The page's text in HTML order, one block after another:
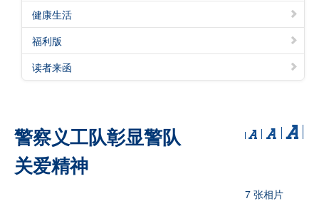
健康生活
福利版
读者来函
警察义工队彰显警队
关爱精神
7 张相片